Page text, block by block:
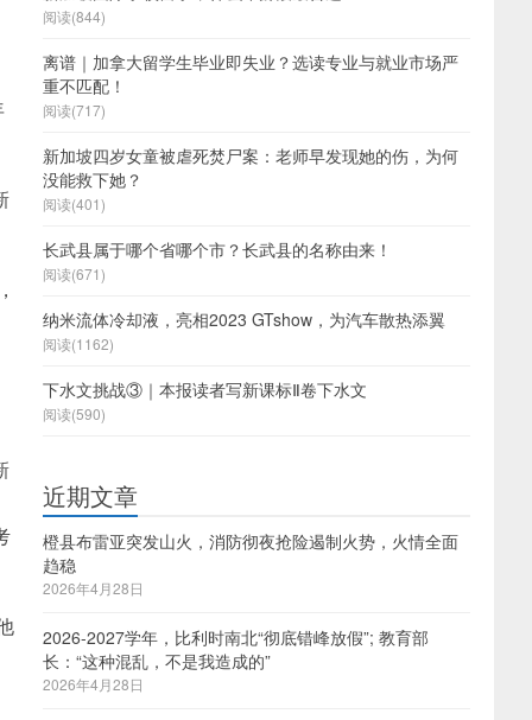
阅读(844)
离谱｜加拿大留学生毕业即失业？选读专业与就业市场严
重不匹配！
阅读(717)
新加坡四岁女童被虐死焚尸案：老师早发现她的伤，为何
没能救下她？
阅读(401)
长武县属于哪个省哪个市？长武县的名称由来！
阅读(671)
纳米流体冷却液，亮相2023 GTshow，为汽车散热添翼
阅读(1162)
下水文挑战③｜本报读者写新课标Ⅱ卷下水文
阅读(590)
近期文章
橙县布雷亚突发山火，消防彻夜抢险遏制火势，火情全面
趋稳
2026年4月28日
2026-2027学年，比利时南北“彻底错峰放假”; 教育部
长：“这种混乱，不是我造成的”
2026年4月28日